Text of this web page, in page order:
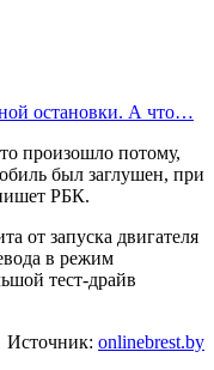
остановки. А что…
произошло потому,
был заглушен, при
РБК.
от запуска двигателя
в режим
тест-драйв
Источник: onlinebrest.by